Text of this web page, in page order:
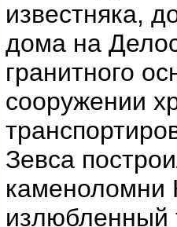
известняка,
дома на
гранитного
сооружении
Зевса
каменоломни
излюбленный